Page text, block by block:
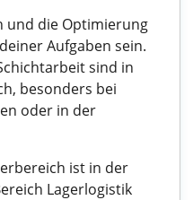
und die Optimierung
Aufgaben sein.
sind in
besonders bei
oder in der
ist in der
Lagerlogistik